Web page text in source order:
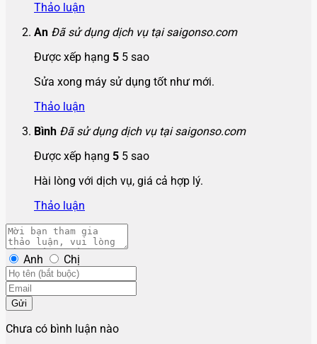
Thảo luận
An Đã sử dụng dịch vụ tại saigonso.com
Được xếp hạng 5 5 sao
Sửa xong máy sử dụng tốt như mới.
Thảo luận
Bình Đã sử dụng dịch vụ tại saigonso.com
Được xếp hạng 5 5 sao
Hài lòng với dịch vụ, giá cả hợp lý.
Thảo luận
Anh Chị
Gửi
Chưa có bình luận nào